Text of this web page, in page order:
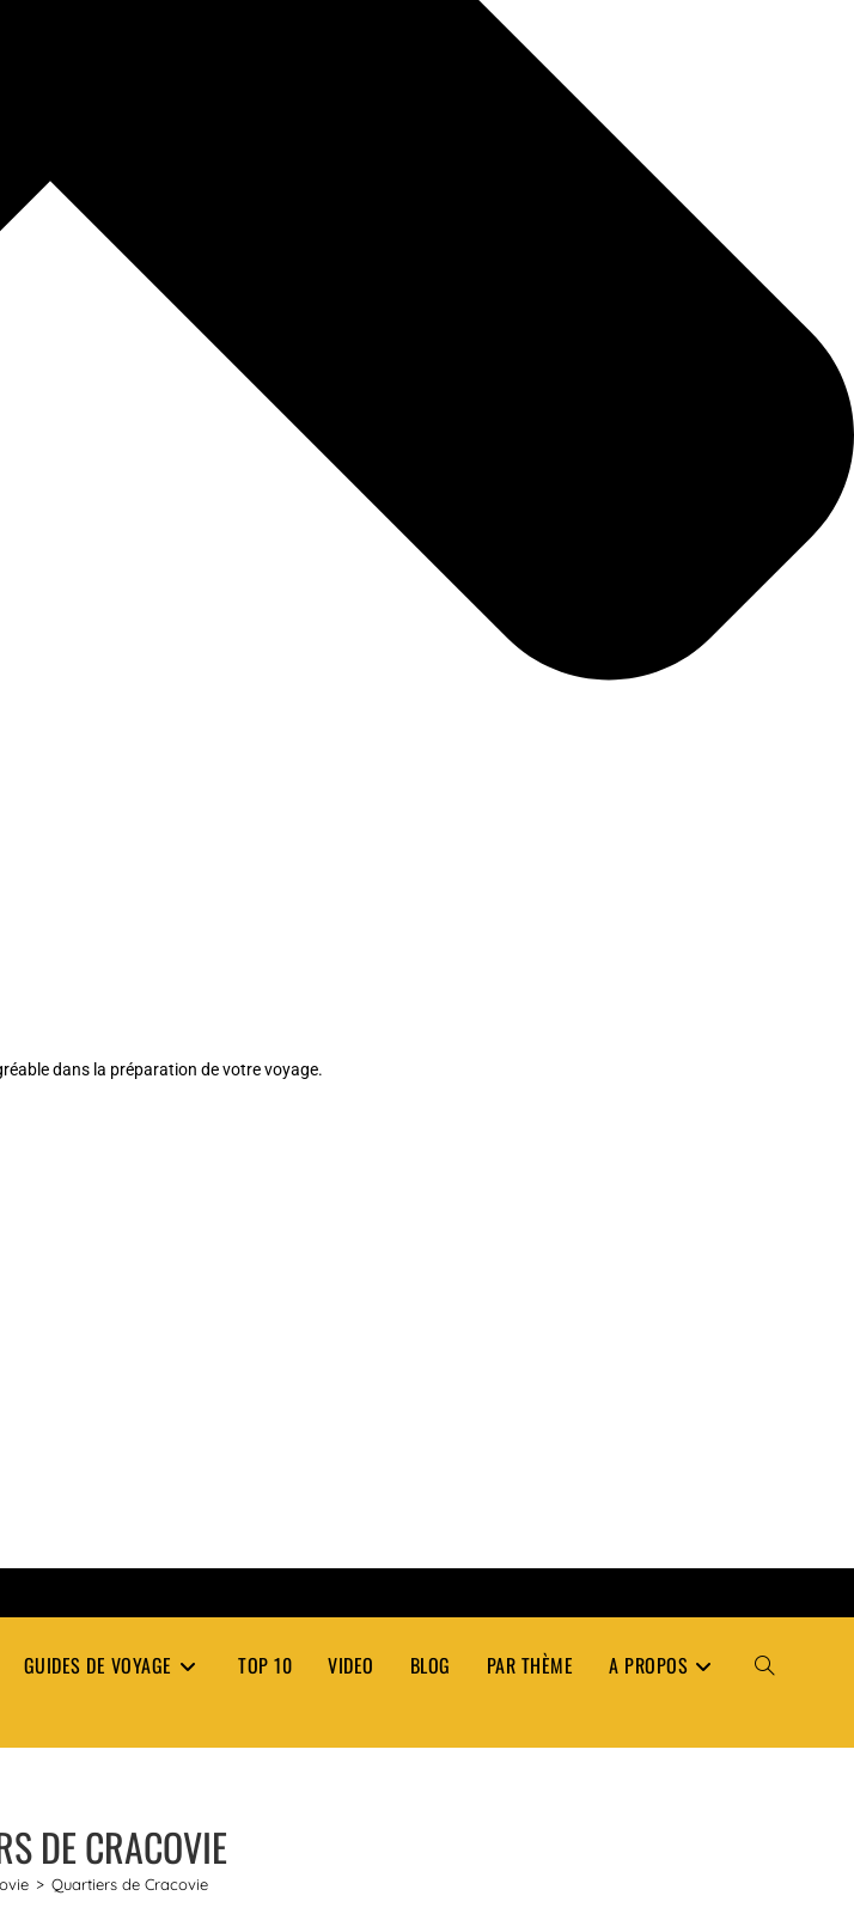
dans la préparation de votre voyage.
GUIDES DE VOYAGE TOP 10 VIDEO BLOG PAR THÈME A PROPOS TOGGLE
DE CRACOVIE
> Quartiers de Cracovie